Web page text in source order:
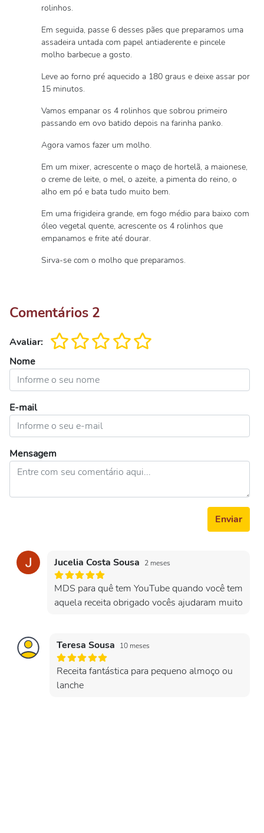
rolinhos.
Em seguida, passe 6 desses pães que preparamos uma
assadeira untada com papel antiaderente e pincele
molho barbecue a gosto.
Leve ao forno pré aquecido a 180 graus e deixe assar por
15 minutos.
Vamos empanar os 4 rolinhos que sobrou primeiro
passando em ovo batido depois na farinha panko.
Agora vamos fazer um molho.
Em um mixer, acrescente o maço de hortelã, a maionese,
o creme de leite, o mel, o azeite, a pimenta do reino, o
alho em pó e bata tudo muito bem.
Em uma frigideira grande, em fogo médio para baixo com
óleo vegetal quente, acrescente os 4 rolinhos que
empanamos e frite até dourar.
Sirva-se com o molho que preparamos.
Comentários 2
Avaliar:
Nome
E-mail
Mensagem
Enviar
Jucelia Costa Sousa 2 meses
MDS para quê tem YouTube quando você tem
aquela receita obrigado vocês ajudaram muito
Teresa Sousa 10 meses
Receita fantástica para pequeno almoço ou
lanche